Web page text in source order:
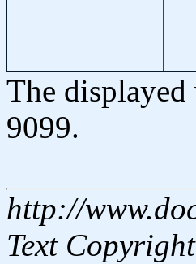
The displayed
9099.
http://
Text